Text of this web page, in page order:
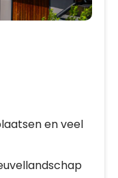
en veel